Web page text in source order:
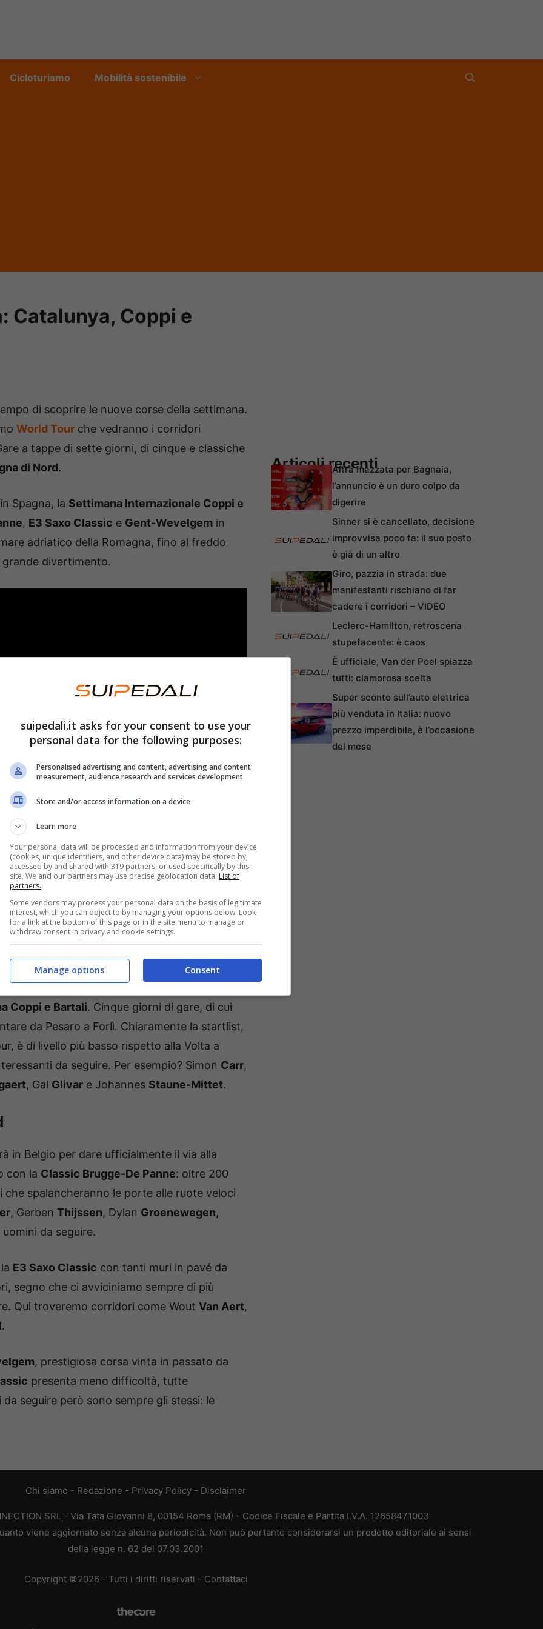
Cicloturismo Mobilità sostenibile
Catalunya, Coppi e
di scoprire le nuove corse della settimana.
World Tour che vedranno i corridori
a tappe di sette giorni, di cinque e classiche
di Nord.
in Spagna, la Settimana Internazionale Coppi e
, E3 Saxo Classic e Gent-Wevelgem in
adriatico della Romagna, fino al freddo
divertimento.
a Catalunya e Coppi e Bartali
durante questa settimana di grande
: sette giorni di gare daSant Feliu de Guixols
con due tappe per velocisti, tre arrivi in salita
via troviamo corridori come Tadej
, Sepp Kusse Mikel
Coppi e Bartali. Cinque giorni di gare, di cui
da Pesaro a Forlì. Chiaramente la startlist,
è di livello più basso rispetto alla Volta a
da seguire. Per esempio? Simon Carr,
, Gal Glivar e Johannes Staune-Mittet.
in Belgio per dare ufficialmente il via alla
con la Classic Brugge-De Panne: oltre 200
spalancheranno le porte alle ruote veloci
, Gerben Thijssen, Dylan Groenewegen,
uomini da seguire.
E3 Saxo Classic con tanti muri in pavé da
segno che ci avviciniamo sempre di più
Qui troveremo corridori come Wout Van Aert,
.
, prestigiosa corsa vinta in passato da
presenta meno difficoltà, tutte
seguire però sono sempre gli stessi: le
Articoli recentiAltra mazzata per Bagnaia,
l’annuncio è un duro colpo da
digerire
Sinner si è cancellato, decisione
improvvisa poco fa: il suo posto
è già di un altro
Giro, pazzia in strada: due
manifestanti rischiano di far
cadere i corridori – VIDEO
Leclerc-Hamilton, retroscena
stupefacente: è caos
È ufficiale, Van der Poel spiazza
tutti: clamorosa scelta
Super sconto sull’auto elettrica
più venduta in Italia: nuovo
prezzo imperdibile, è l’occasione
del mese
Chi siamo - Redazione - Privacy Policy - Disclaimer
SRL - Via Tata Giovanni 8, 00154 Roma (RM) - Codice Fiscale e Partita I.V.A. 12658471003
viene aggiornato senza alcuna periodicità. Non può pertanto considerarsi un prodotto editoriale ai sensi
della legge n. 62 del 07.03.2001
Copyright ©2026 - Tutti i diritti riservati - Contattaci
suipedali.it asks for your consent to use your
personal data for the following purposes:
Personalised advertising and content, advertising and content
measurement, audience research and services development
Store and/or access information on a device
Learn more
Your personal data will be processed and information from your device
(cookies, unique identifiers, and other device data) may be stored by,
accessed by and shared with 319 partners, or used specifically by this
site. We and our partners may use precise geolocation data. List of
partners.
Some vendors may process your personal data on the basis of legitimate
interest, which you can object to by managing your options below. Look
for a link at the bottom of this page or in the site menu to manage or
withdraw consent in privacy and cookie settings.
Consent
Manage options